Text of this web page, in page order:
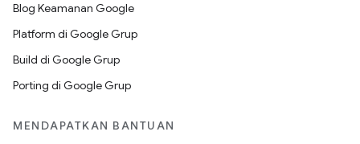
Blog Keamanan Google
Platform di Google Grup
Build di Google Grup
Porting di Google Grup
MENDAPATKAN BANTUAN